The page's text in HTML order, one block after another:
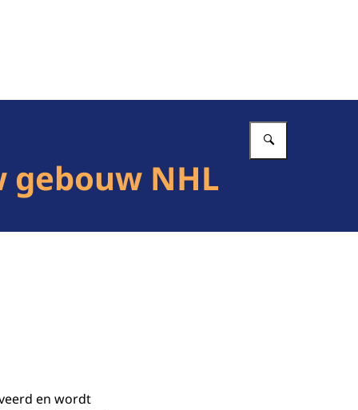
gebouw NHL
en wordt